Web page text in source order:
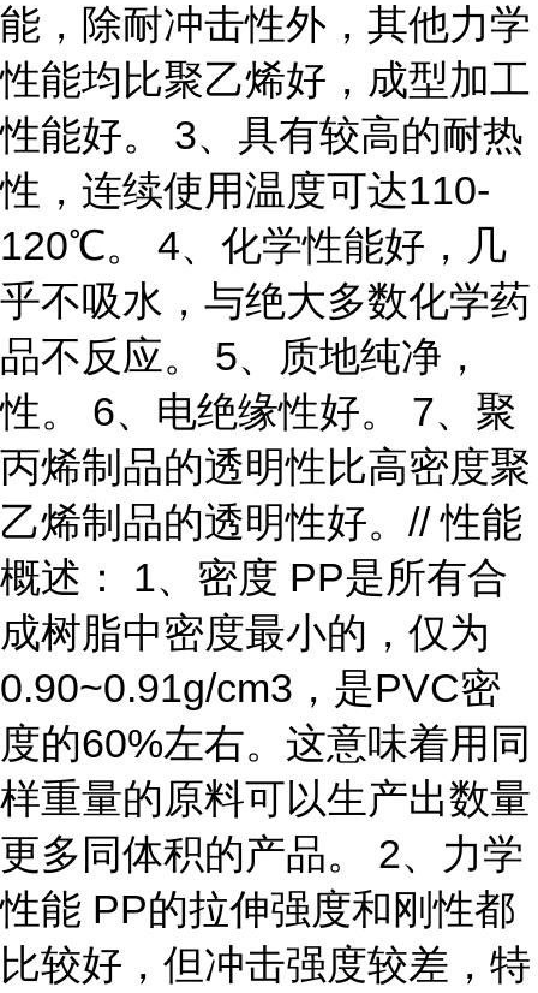
能，除耐冲击性外，其他力学
性能均比聚乙烯好，成型加工
性能好。 3、具有较高的耐热
性，连续使用温度可达110-
120℃。 4、化学性能好，几
乎不吸水，与绝大多数化学药
品不反应。 5、质地纯净，
性。 6、电绝缘性好。 7、聚
丙烯制品的透明性比高密度聚
乙烯制品的透明性好。// 性能
概述： 1、密度 PP是所有合
成树脂中密度最小的，仅为
0.90~0.91g/cm3，是PVC密
度的60%左右。这意味着用同
样重量的原料可以生产出数量
更多同体积的产品。 2、力学
性能 PP的拉伸强度和刚性都
比较好，但冲击强度较差，特